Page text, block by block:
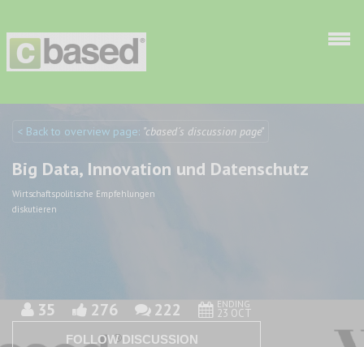
Discuto
Discuto
< Back to overview page: "cbased´s discussion page"
Big Data, Innovation und Datenschutz
Wirtschaftspolitische Empfehlungen
diskutieren
35 276 222 ENDING
23 OCT
FOLLOW DISCUSSION